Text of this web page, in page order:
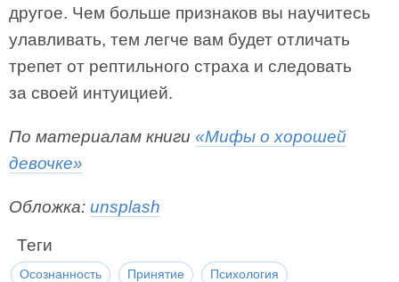
другое. Чем больше признаков вы научитесь
улавливать, тем легче вам будет отличать
трепет от рептильного страха и следовать
за своей интуицией.
По материалам книги «Мифы о хорошей
девочке»
Обложка: unsplash
Теги
Осознанность Принятие Психология